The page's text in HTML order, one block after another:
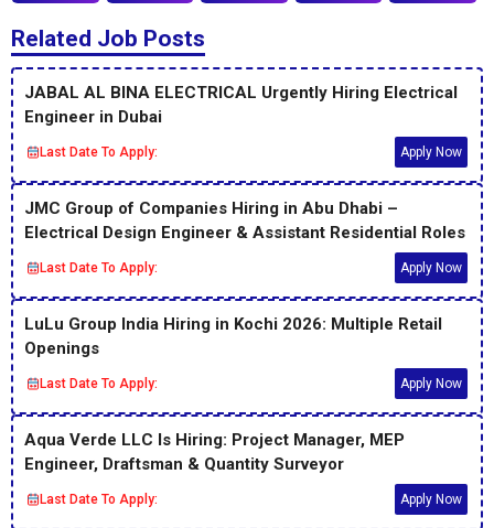
Related Job Posts
JABAL AL BINA ELECTRICAL Urgently Hiring Electrical
Engineer in Dubai
Last Date To Apply: Apply Now
JMC Group of Companies Hiring in Abu Dhabi –
Electrical Design Engineer & Assistant Residential Roles
Last Date To Apply: Apply Now
LuLu Group India Hiring in Kochi 2026: Multiple Retail
Openings
Last Date To Apply: Apply Now
Aqua Verde LLC Is Hiring: Project Manager, MEP
Engineer, Draftsman & Quantity Surveyor
Last Date To Apply: Apply Now